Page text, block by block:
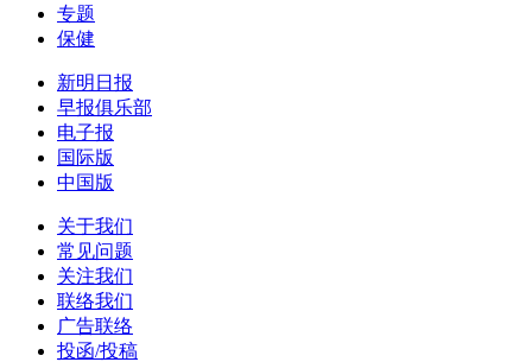
专题
保健
新明日报
早报俱乐部
电子报
国际版
中国版
关于我们
常见问题
关注我们
联络我们
广告联络
投函/投稿